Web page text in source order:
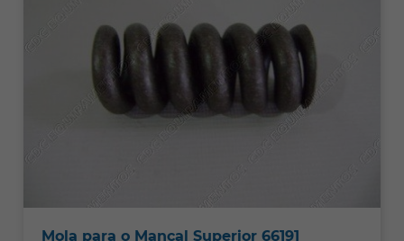
Mola para o Mancal Superior 66191